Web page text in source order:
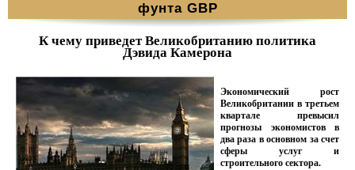
фунта GBP
К чему приведет Великобританию политика
Дэвида Камерона
Экономический рост
Великобритании в третьем
квартале превысил
прогнозы экономистов в
два раза в основном за счет
сферы услуг и
строительного сектора.